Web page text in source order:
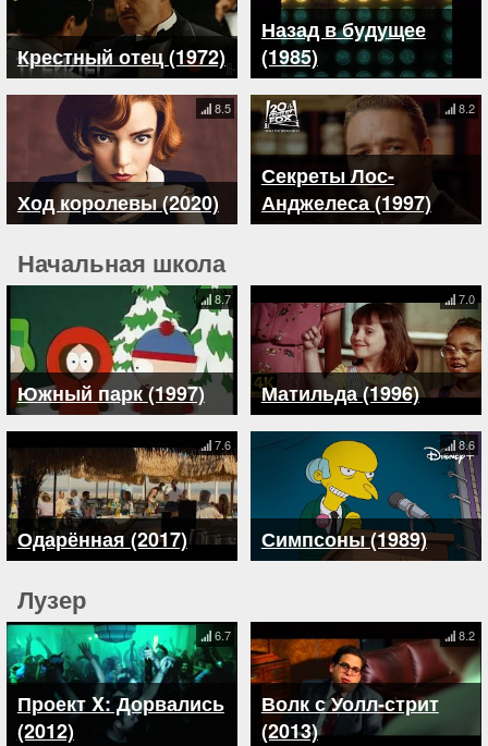
Крестный отец (1972)
Назад в будущее
(1985)
Ход королевы (2020)
8.5
Секреты Лос-
Анджелеса (1997)
8.2
Начальная школа
Южный парк (1997)
8.7
Матильда (1996)
7.0
Одарённая (2017)
7.6
Симпсоны (1989)
8.6
Лузер
Проект X: Дорвались
(2012)
6.7
Волк с Уолл-стрит
(2013)
8.2